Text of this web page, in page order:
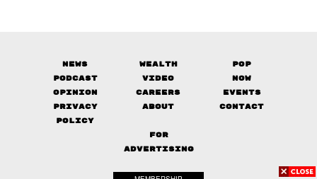
News Wealth
Pop
Podcast
Video
Now
Opinion
Careers
Events
Privacy
Policy
About Contact
FOR
ADVERTISING